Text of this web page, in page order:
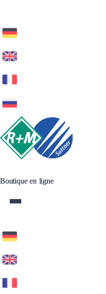
Boutique en ligne
Boutique en ligne